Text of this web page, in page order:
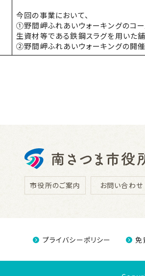
今回の事業において、
①野間岬ふれあいウォーキングのコ
生資材等である鉄鋼スラグを用いた
②野間岬ふれあいウォーキングの開催
市役所のご案内 お問い合わせ
プライバシーポリシー 免